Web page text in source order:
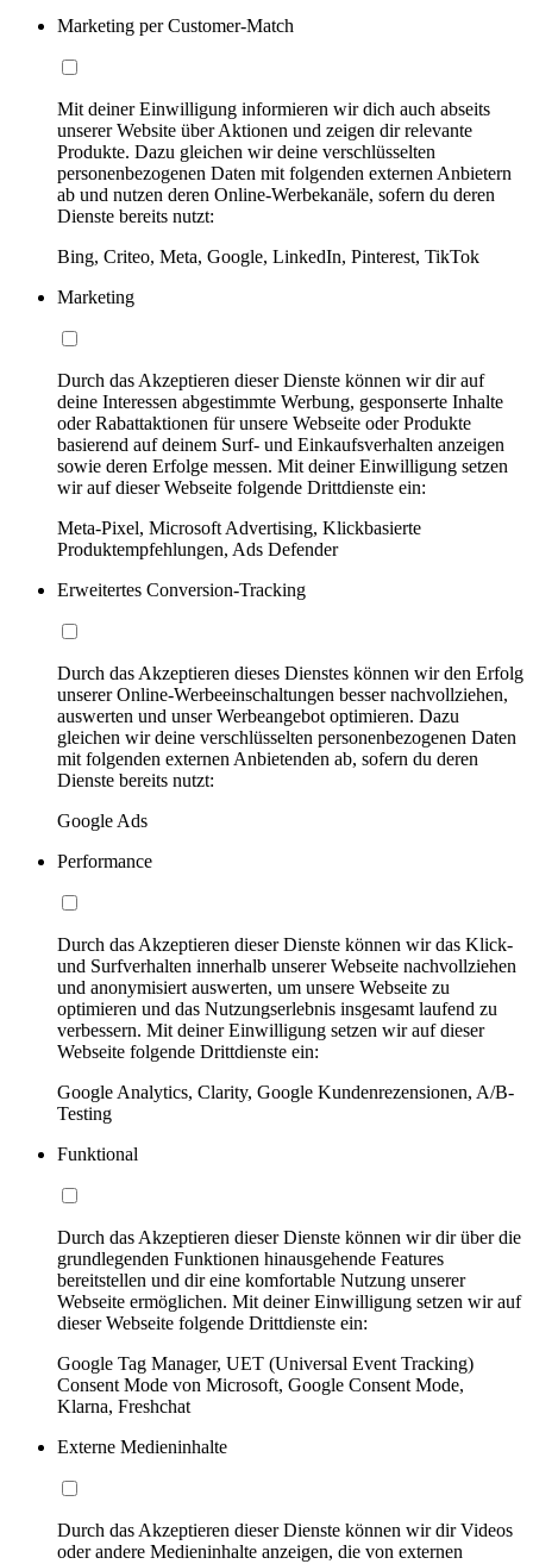
Marketing per Customer-Match
Mit deiner Einwilligung informieren wir dich auch abseits
unserer Website über Aktionen und zeigen dir relevante
Produkte. Dazu gleichen wir deine verschlüsselten
personenbezogenen Daten mit folgenden externen Anbietern
ab und nutzen deren Online-Werbekanäle, sofern du deren
Dienste bereits nutzt:
Bing, Criteo, Meta, Google, LinkedIn, Pinterest, TikTok
Marketing
Durch das Akzeptieren dieser Dienste können wir dir auf
deine Interessen abgestimmte Werbung, gesponserte Inhalte
oder Rabattaktionen für unsere Webseite oder Produkte
basierend auf deinem Surf- und Einkaufsverhalten anzeigen
sowie deren Erfolge messen. Mit deiner Einwilligung setzen
wir auf dieser Webseite folgende Drittdienste ein:
Meta-Pixel, Microsoft Advertising, Klickbasierte
Produktempfehlungen, Ads Defender
Erweitertes Conversion-Tracking
Durch das Akzeptieren dieses Dienstes können wir den Erfolg
unserer Online-Werbeeinschaltungen besser nachvollziehen,
auswerten und unser Werbeangebot optimieren. Dazu
gleichen wir deine verschlüsselten personenbezogenen Daten
mit folgenden externen Anbietenden ab, sofern du deren
Dienste bereits nutzt:
Google Ads
Performance
Durch das Akzeptieren dieser Dienste können wir das Klick-
und Surfverhalten innerhalb unserer Webseite nachvollziehen
und anonymisiert auswerten, um unsere Webseite zu
optimieren und das Nutzungserlebnis insgesamt laufend zu
verbessern. Mit deiner Einwilligung setzen wir auf dieser
Webseite folgende Drittdienste ein:
Google Analytics, Clarity, Google Kundenrezensionen, A/B-
Testing
Funktional
Durch das Akzeptieren dieser Dienste können wir dir über die
grundlegenden Funktionen hinausgehende Features
bereitstellen und dir eine komfortable Nutzung unserer
Webseite ermöglichen. Mit deiner Einwilligung setzen wir auf
dieser Webseite folgende Drittdienste ein:
Google Tag Manager, UET (Universal Event Tracking)
Consent Mode von Microsoft, Google Consent Mode,
Klarna, Freshchat
Externe Medieninhalte
Durch das Akzeptieren dieser Dienste können wir dir Videos
oder andere Medieninhalte anzeigen, die von externen